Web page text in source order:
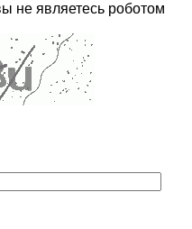
не являетесь роботом